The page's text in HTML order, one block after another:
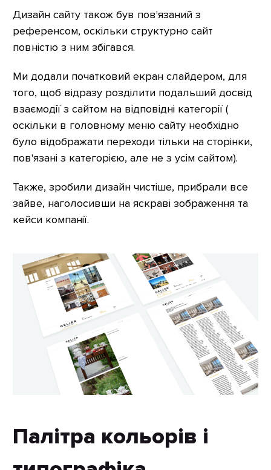
Дизайн сайту також був пов'язаний з
референсом, оскільки структурно сайт
повністю з ним збігався.
Ми додали початковий екран слайдером, для
того, щоб відразу розділити подальший досвід
взаємодії з сайтом на відповідні категорії (
оскільки в головному меню сайту необхідно
було відображати переходи тільки на сторінки,
пов'язані з категорією, але не з усім сайтом).
Также, зробили дизайн чистіше, прибрали все
зайве, наголосивши на яскраві зображення та
кейси компанії.
Палітра кольорів і